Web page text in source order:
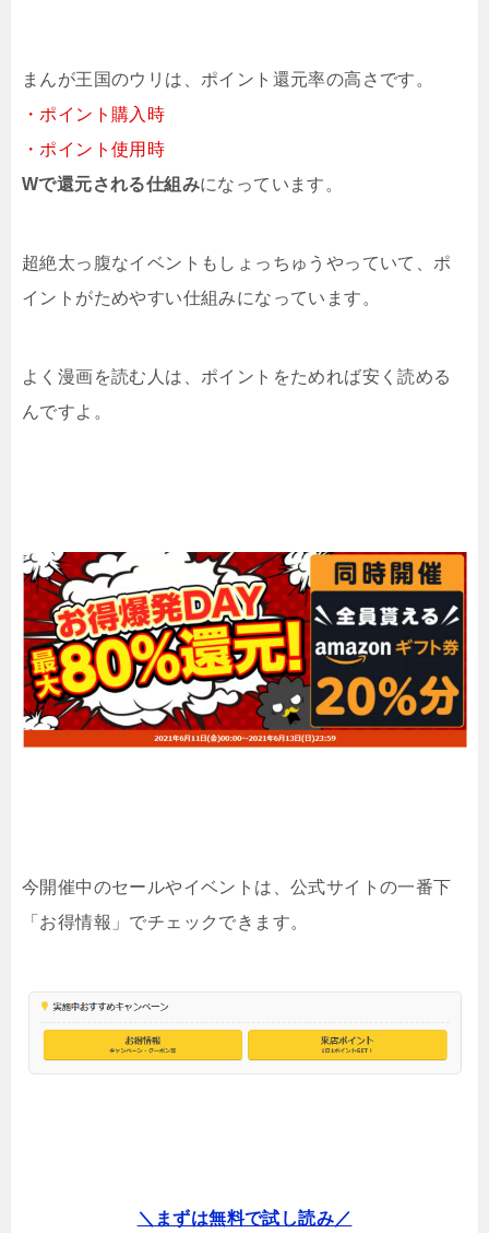
まんが王国のウリは、ポイント還元率の高さです。
・ポイント購入時
・ポイント使用時
Wで還元される仕組みになっています。
超絶太っ腹なイベントもしょっちゅうやっていて、ポ
イントがためやすい仕組みになっています。
よく漫画を読む人は、ポイントをためれば安く読める
んですよ。
今開催中のセールやイベントは、公式サイトの一番下
「お得情報」でチェックできます。
＼まずは無料で試し読み／